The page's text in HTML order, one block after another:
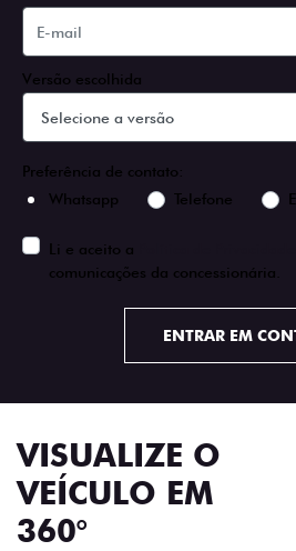
Versão escolhida
Preferência de contato:
Whatsapp
Telefone
Li e aceito a
comunicações da concessionária.
ENTRAR EM
VISUALIZE O
VEÍCULO EM
360°